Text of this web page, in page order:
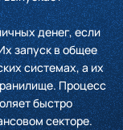
денег, если
запуск в общее
системах, а их
Процесс
быстро
секторе.